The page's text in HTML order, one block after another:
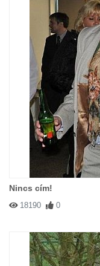
Nincs cím!
18190 0